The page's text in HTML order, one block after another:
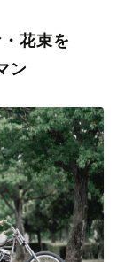
格設定です。オ
やホスピタリテ
県に在籍してい
合いを丁寧に調
練された仕上がり
」と思える一枚に
ご覧ください。
花束を
ン